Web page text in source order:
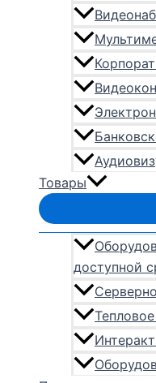
Товары
доступной